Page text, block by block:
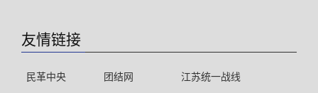
友情链接
民革中央 团结网
江苏统一战线